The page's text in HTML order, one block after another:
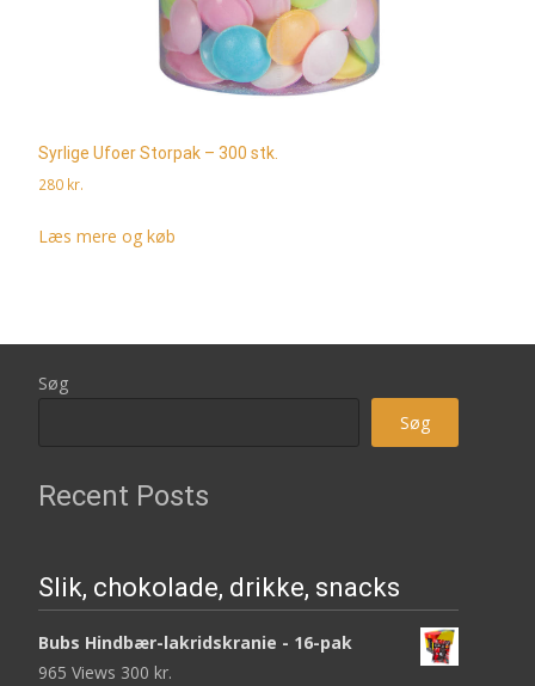
Syrlige Ufoer Storpak – 300 stk.
280 kr.
Læs mere og køb
Søg
Søg
Recent Posts
Slik, chokolade, drikke, snacks
Bubs Hindbær-lakridskranie - 16-pak
965 Views 300 kr.